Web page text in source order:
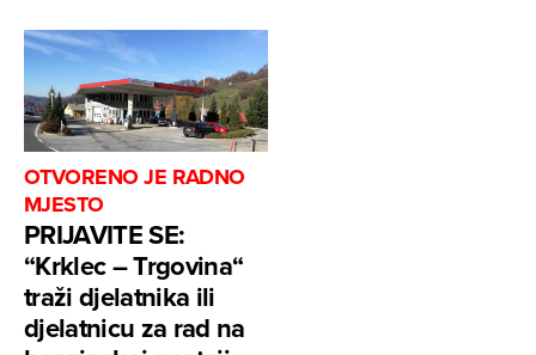
OTVORENO JE RADNO
MJESTO
PRIJAVITE SE:
“Krklec – Trgovina“
traži djelatnika ili
djelatnicu za rad na